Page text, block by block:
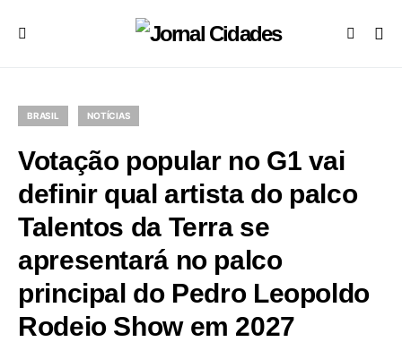
BRASIL NOTÍCIAS
Votação popular no G1 vai
definir qual artista do palco
Talentos da Terra se
apresentará no palco
principal do Pedro Leopoldo
Rodeio Show em 2027